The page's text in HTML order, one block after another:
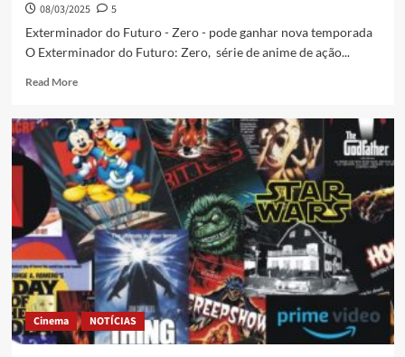
08/03/2025
5
Exterminador do Futuro - Zero - pode ganhar nova temporada
O Exterminador do Futuro: Zero, série de anime de ação...
Read More
Cinema NOTÍCIAS